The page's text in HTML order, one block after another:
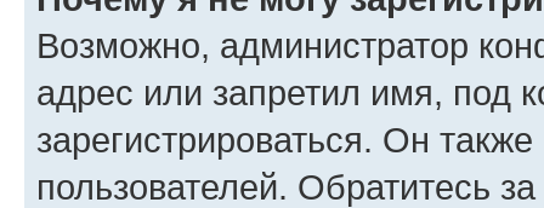
Возможно, администратор
адрес или запретил имя, под
зарегистрироваться. Он
пользователей. Обратитесь